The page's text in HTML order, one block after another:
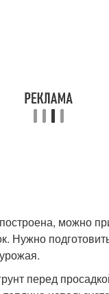
можно
Нужно
перед